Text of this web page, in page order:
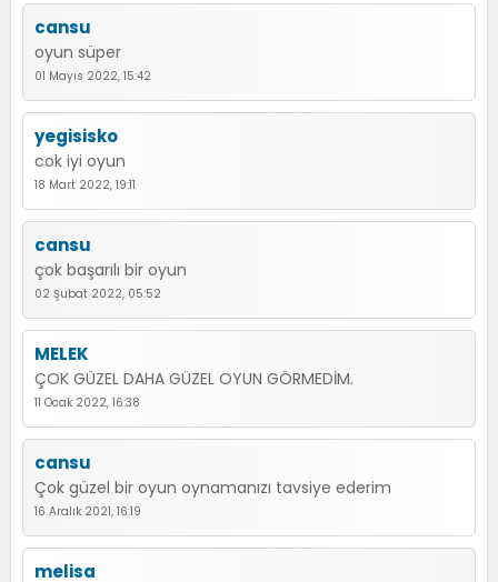
cansu
oyun süper
01 Mayıs 2022, 15:42
yegisisko
cok iyi oyun
18 Mart 2022, 19:11
cansu
çok başarılı bir oyun
02 Şubat 2022, 05:52
MELEK
ÇOK GÜZEL DAHA GÜZEL OYUN GÖRMEDİM.
11 Ocak 2022, 16:38
cansu
Çok güzel bir oyun oynamanızı tavsiye ederim
16 Aralık 2021, 16:19
melisa